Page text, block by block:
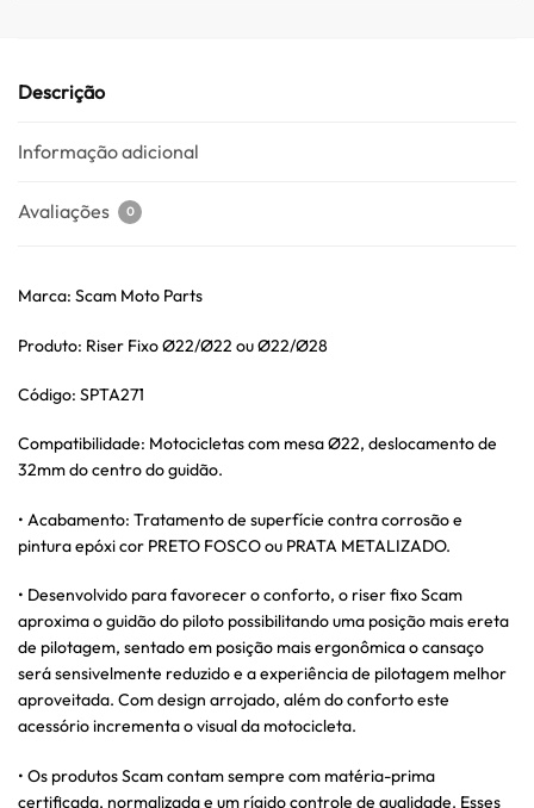
Descrição
Informação adicional
Avaliações 0
Marca: Scam Moto Parts
Produto: Riser Fixo Ø22/Ø22 ou Ø22/Ø28
Código: SPTA271
Compatibilidade: Motocicletas com mesa Ø22, deslocamento de
32mm do centro do guidão.
• Acabamento: Tratamento de superfície contra corrosão e
pintura epóxi cor PRETO FOSCO ou PRATA METALIZADO.
• Desenvolvido para favorecer o conforto, o riser fixo Scam
aproxima o guidão do piloto possibilitando uma posição mais ereta
de pilotagem, sentado em posição mais ergonômica o cansaço
será sensivelmente reduzido e a experiência de pilotagem melhor
aproveitada. Com design arrojado, além do conforto este
acessório incrementa o visual da motocicleta.
• Os produtos Scam contam sempre com matéria-prima
certificada, normalizada e um rígido controle de qualidade. Esses